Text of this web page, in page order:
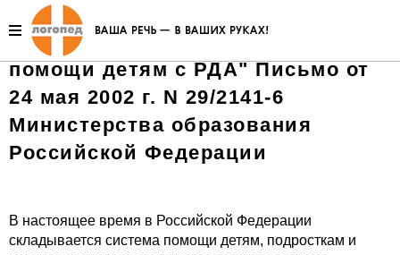
"Методические рекомендации по
организации работы центров
помощи детям с РДА" Письмо от
24 мая 2002 г. N 29/2141-6
Министерства образования
Российской Федерации
В настоящее время в Российской Федерации
складывается система помощи детям, подросткам и